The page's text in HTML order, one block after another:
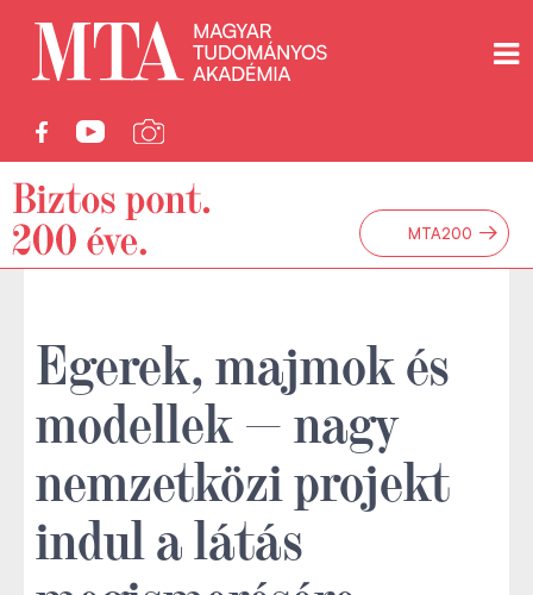
MTA200 →
Egerek, majmok és
modellek — nagy
nemzetközi projekt
indul a látás